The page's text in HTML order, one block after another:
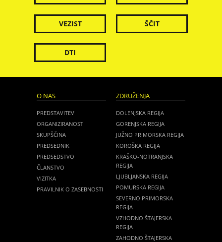
VEZIST ŠČIT
DTI
O NAS
PREDSTAVITEV
ORGANIZIRANOST
SKUPŠČINA
PREDSEDNIK
PREDSEDSTVO
ČLANSTVO
VIZITKA
PRAVILNIK O ZASEBNOSTI
ZDRUŽENJA
DOLENJSKA REGIJA
GORENJSKA REGIJA
JUŽNO PRIMORSKA REGIJA
KOROŠKA REGIJA
KRAŠKO-NOTRANJSKA
REGIJA
LJUBLJANSKA REGIJA
POMURSKA REGIJA
SEVERNO PRIMORSKA
REGIJA
VZHODNO ŠTAJERSKA
REGIJA
ZAHODNO ŠTAJERSKA